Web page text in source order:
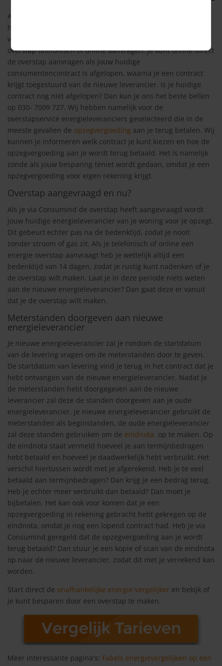
Als je na het maken van de onafhankelijke energie vergelijker
heeft besloten om via Consumind over te stappen naar één
van de door ons geselecteerde leveranciers, dan kun je de
overstap telefonisch of online aanvragen. Je kunt online direct
de overstap aanvragen als jouw huidige
consumentencontract is afgelopen, waarna je een contract
krijgt toegestuurd van de nieuwe leverancier. Is je huidige
contract nog niet afgelopen? Dan kun je ons het beste bellen
op 030- 7009 727. Wij hebben namelijk voor de
overstapservice energieleveranciers geselecteerd die in de
meeste gevallen de opzegvergoeding aan je terug betalen. Wij
kunnen je informeren welk contract je kunt kiezen en hoe de
opzegvergoeding aan je wordt terug betaald. Het is namelijk
zonde als jouw besparing teniet wordt gedaan, omdat je een
opzegvergoeding voor eigen rekening krijgt.
Overstap aangevraagd en nu?
Als je via Consumind de overstap heeft aangevraagd wordt
jouw huidige energieleverancier van je woning voor je opzegt.
Dit gebeurt echter pas na de bedenktijd, zodat je nooit
zonder stroom of gas zit. Als je telefonisch of online een
energie overstap aanvraagt heb je wettelijk altijd een
bedenktijd van 14 dagen, zodat je rustig kunt nadenken of je
de overstap wilt maken. Laat je in deze periode niets weten
aan de nieuwe energieleverancier? Dan gaat deze er vanuit
dat je de overstap wilt maken.
Meterstanden doorgeven aan nieuwe
energieleverancier
Je nieuwe energieleverancier zal je rondom de startdatum
van de levering vragen om de meterstanden door te geven.
De startdatum van levering vind je terug in het contract dat je
hebt ontvangen van de nieuwe energieleverancier. Nadat je
de meterstanden hebt doorgegeven aan de nieuwe
leverancier zal deze de standen doorgeven aan je oude
energieleverancier. Je nieuwe energieleverancier gebruikt de
meterstanden als beginstanden, de oude energieleverancier
zal deze standen gebruiken om de eindnota op te maken. Op
de eindnota staat vermeld hoeveel je aan termijnbedragen
hebt betaald en hoeveel je daadwerkelijk hebt verbruikt. Het
verschil hiertussen wordt met je afgerekend. Heb je te veel
betaald aan termijnbedragen? Dan krijg je een bedrag terug.
Heb je echter meer verbruikt dan betaald? Dan moet je
bijbetalen. Het kan ook voor komen dat je een
opzegvergoeding in rekening gebracht hebt gekregen op de
eindnota, omdat je nog een lopend contract had. Heb je via
Consumind geregeld dat de opzegvergoeding aan je wordt
terug betaald? Dan stuur je een kopie of scan van de eindnota
op naar de nieuwe leverancier, zodat dit met je verrekend kan
worden.
Start direct de onafhankelijke energie vergelijker en bekijk of
je kunt besparen door een overstap te maken.
Meer interessante pagina's: Fabels energievergelijken op een